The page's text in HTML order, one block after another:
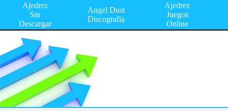
Ajedrez
Sin
Descargar
Angel Dust
Discografia
Ajedrez
Juegos
Online